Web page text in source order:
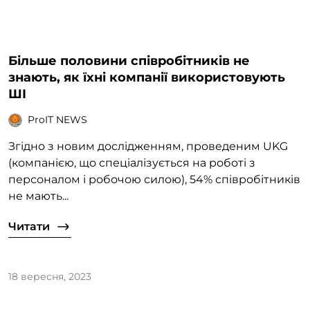
Більше половини співробітників не
знають, як їхні компанії використовують
ШІ
ProIT NEWS
Згідно з новим дослідженням, проведеним UKG
(компанією, що спеціалізується на роботі з
персоналом і робочою силою), 54% співробітників
не мають...
Читати
18 вересня, 2023